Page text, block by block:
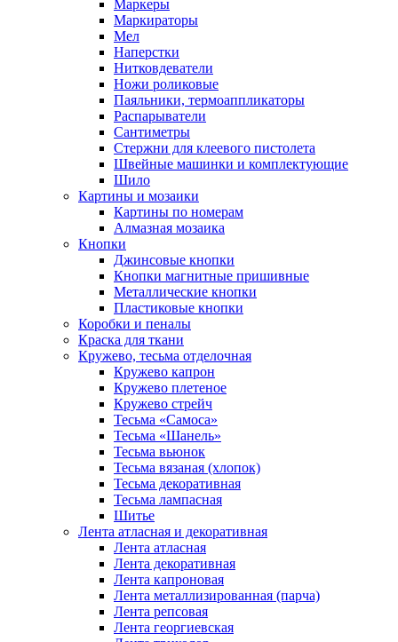
Маркеры
Маркираторы
Мел
Наперстки
Нитковдеватели
Ножи роликовые
Паяльники, термоаппликаторы
Распарыватели
Сантиметры
Стержни для клеевого пистолета
Швейные машинки и комплектующие
Шило
Картины и мозаики
Картины по номерам
Алмазная мозаика
Кнопки
Джинсовые кнопки
Кнопки магнитные пришивные
Металлические кнопки
Пластиковые кнопки
Коробки и пеналы
Краска для ткани
Кружево, тесьма отделочная
Кружево капрон
Кружево плетеное
Кружево стрейч
Тесьма «Самоса»
Тесьма «Шанель»
Тесьма вьюнок
Тесьма вязаная (хлопок)
Тесьма декоративная
Тесьма лампасная
Шитье
Лента атласная и декоративная
Лента атласная
Лента декоративная
Лента капроновая
Лента металлизированная (парча)
Лента репсовая
Лента георгиевская